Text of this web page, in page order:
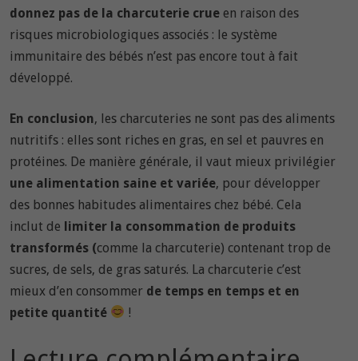
donnez pas de la charcuterie crue en raison des
risques microbiologiques associés : le système
immunitaire des bébés n’est pas encore tout à fait
développé.
En conclusion, les charcuteries ne sont pas des aliments
nutritifs : elles sont riches en gras, en sel et pauvres en
protéines. De manière générale, il vaut mieux privilégier
une alimentation saine et variée, pour développer
des bonnes habitudes alimentaires chez bébé. Cela
inclut de limiter la consommation de produits
transformés (comme la charcuterie) contenant trop de
sucres, de sels, de gras saturés. La charcuterie c’est
mieux d’en consommer de temps en temps et en
petite quantité
!